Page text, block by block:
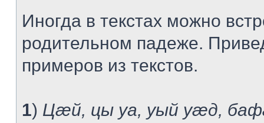
Иногда в текстах можно
родительном падеже.
примеров из текстов.
1) Цæй, цы уа, уый уæд,